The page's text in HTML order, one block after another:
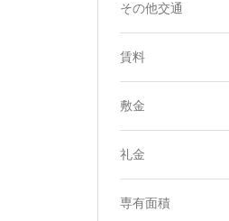
その他交通
賃料
敷金
礼金
専有面積